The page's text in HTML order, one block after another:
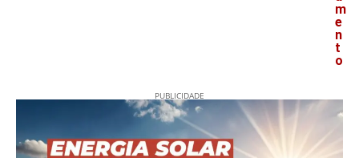
m
e
n
t
o
PUBLICIDADE